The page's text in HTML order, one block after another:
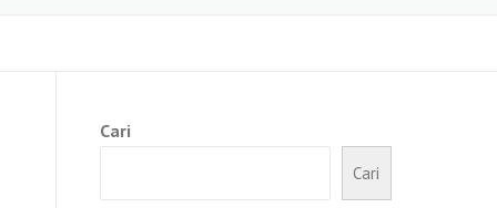
Cari
Cari